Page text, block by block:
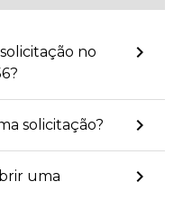
no
keyboard_arrow_right
solicitação? keyboard_arrow_right
uma
keyboard_arrow_right